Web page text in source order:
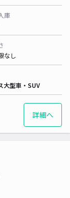
庫
なし
大型車・SUV
詳細へ